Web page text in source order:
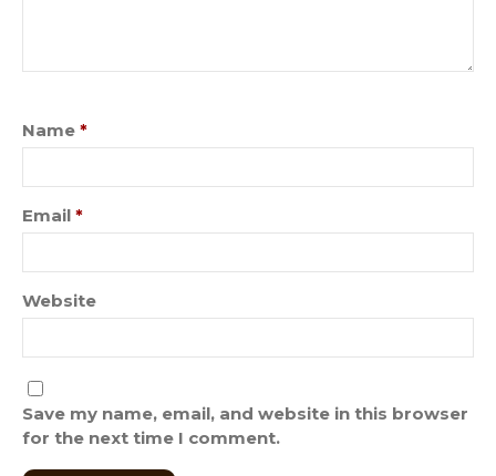
Name *
Email *
Website
Save my name, email, and website in this browser
for the next time I comment.